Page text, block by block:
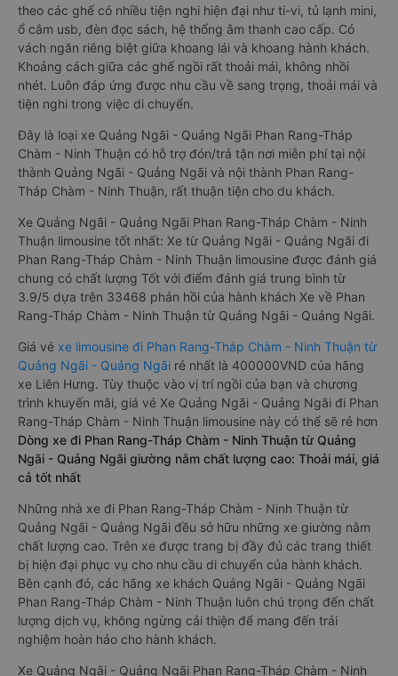
theo các ghế có nhiều tiện nghi hiện đại như ti-vi, tủ lạnh mini,
ổ cắm usb, đèn đọc sách, hệ thống âm thanh cao cấp. Có
vách ngăn riêng biệt giữa khoang lái và khoang hành khách.
Khoảng cách giữa các ghế ngồi rất thoải mái, không nhồi
nhét. Luôn đáp ứng được nhu cầu về sang trọng, thoải mái và
tiện nghi trong việc di chuyển.
Đây là loại xe Quảng Ngãi - Quảng Ngãi Phan Rang-Tháp
Chàm - Ninh Thuận có hỗ trợ đón/trả tận nơi miễn phí tại nội
thành Quảng Ngãi - Quảng Ngãi và nội thành Phan Rang-
Tháp Chàm - Ninh Thuận, rất thuận tiện cho du khách.
Xe Quảng Ngãi - Quảng Ngãi Phan Rang-Tháp Chàm - Ninh
Thuận limousine tốt nhất: Xe từ Quảng Ngãi - Quảng Ngãi đi
Phan Rang-Tháp Chàm - Ninh Thuận limousine được đánh giá
chung có chất lượng Tốt với điểm đánh giá trung bình từ
3.9/5 dựa trên 33468 phản hồi của hành khách Xe về Phan
Rang-Tháp Chàm - Ninh Thuận từ Quảng Ngãi - Quảng Ngãi.
Giá vé xe limousine đi Phan Rang-Tháp Chàm - Ninh Thuận từ
Quảng Ngãi - Quảng Ngãi rẻ nhất là 400000VND của hãng
xe Liên Hưng. Tùy thuộc vào vị trí ngồi của bạn và chương
trình khuyến mãi, giá vé Xe Quảng Ngãi - Quảng Ngãi đi Phan
Rang-Tháp Chàm - Ninh Thuận limousine này có thể sẽ rẻ hơn
Dòng xe đi Phan Rang-Tháp Chàm - Ninh Thuận từ Quảng
Ngãi - Quảng Ngãi giường nằm chất lượng cao: Thoải mái, giá
cả tốt nhất
Những nhà xe đi Phan Rang-Tháp Chàm - Ninh Thuận từ
Quảng Ngãi - Quảng Ngãi đều sở hữu những xe giường nằm
chất lượng cao. Trên xe được trang bị đầy đủ các trang thiết
bị hiện đại phục vụ cho nhu cầu di chuyển của hành khách.
Bên cạnh đó, các hãng xe khách Quảng Ngãi - Quảng Ngãi
Phan Rang-Tháp Chàm - Ninh Thuận luôn chú trọng đến chất
lượng dịch vụ, không ngừng cải thiện để mang đến trải
nghiệm hoàn hảo cho hành khách.
Xe Quảng Ngãi - Quảng Ngãi Phan Rang-Tháp Chàm - Ninh